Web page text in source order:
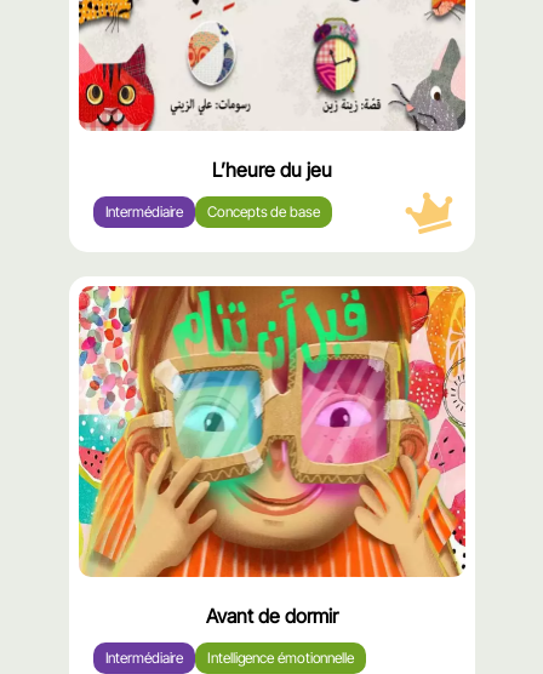
L’heure du jeu
Intermédiaire Concepts de base
Avant de dormir
Intermédiaire Intelligence émotionnelle